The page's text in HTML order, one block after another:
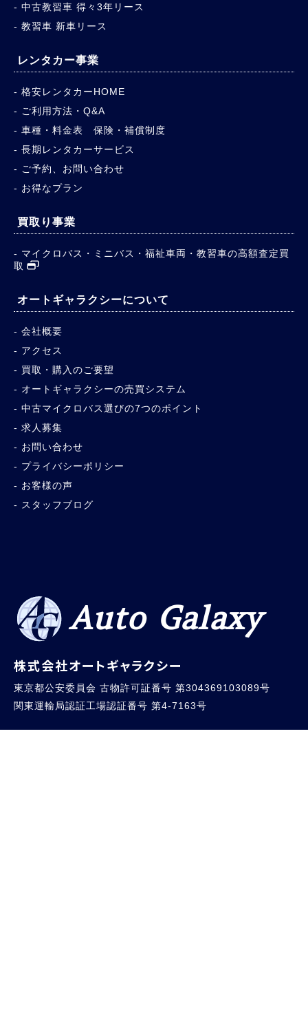
中古教習車 得々3年リース
教習車 新車リース
レンタカー事業
格安レンタカーHOME
ご利用方法・Q&A
車種・料金表 保険・補償制度
長期レンタカーサービス
ご予約、お問い合わせ
お得なプラン
買取り事業
マイクロバス・ミニバス・福祉車両・教習車の高額査定買
取
オートギャラクシーについて
会社概要
アクセス
買取・購入のご要望
オートギャラクシーの売買システム
中古マイクロバス選びの7つのポイント
求人募集
お問い合わせ
プライバシーポリシー
お客様の声
スタッフブログ
Auto Galaxy
株式会社オートギャラクシー
東京都公安委員会 古物許可証番号 第304369103089号
関東運輸局認証工場認証番号 第4-7163号